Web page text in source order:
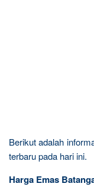
Berikut adalah
terbaru pada hari ini.
Harga Emas